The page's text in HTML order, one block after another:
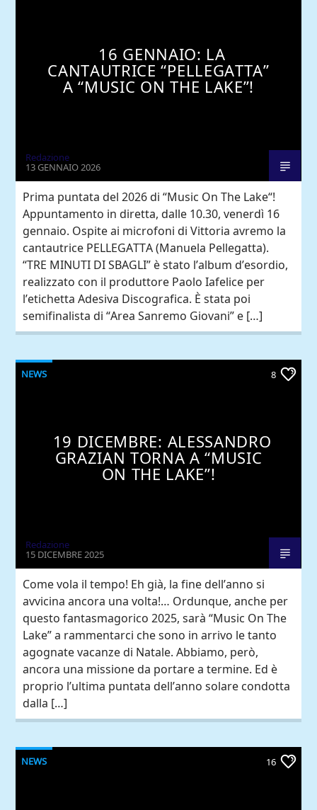
16 GENNAIO: LA
CANTAUTRICE “PELLEGATTA”
A “MUSIC ON THE LAKE”!
Redazione
13 GENNAIO 2026
Prima puntata del 2026 di “Music On The Lake“!
Appuntamento in diretta, dalle 10.30, venerdì 16
gennaio. Ospite ai microfoni di Vittoria avremo la
cantautrice PELLEGATTA (Manuela Pellegatta).
“TRE MINUTI DI SBAGLI” è stato l’album d’esordio,
realizzato con il produttore Paolo Iafelice per
l’etichetta Adesiva Discografica. È stata poi
semifinalista di “Area Sanremo Giovani” e […]
NEWS 8
19 DICEMBRE: ALESSANDRO
GRAZIAN TORNA A “MUSIC
ON THE LAKE”!
Redazione
15 DICEMBRE 2025
Come vola il tempo! Eh già, la fine dell’anno si
avvicina ancora una volta!… Ordunque, anche per
questo fantasmagorico 2025, sarà “Music On The
Lake” a rammentarci che sono in arrivo le tanto
agognate vacanze di Natale. Abbiamo, però,
ancora una missione da portare a termine. Ed è
proprio l’ultima puntata dell’anno solare condotta
dalla […]
NEWS 16